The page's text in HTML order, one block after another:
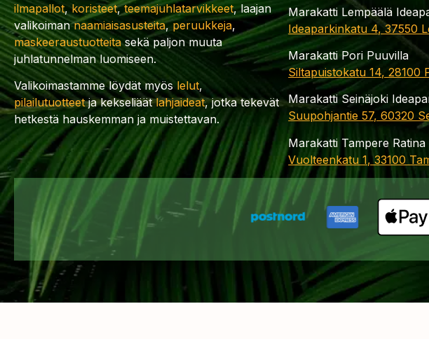
ilmapallot,koristeet,teemajuhlatarvikkeet, laajan
valikoimannaamiaisasusteita,peruukkeja,
maskeeraustuotteitasekä paljon muuta
juhlatunnelman luomiseen.
Valikoimastamme löydät myöslelut,
pilailutuotteetja kekseliäätlahjaideat, jotka tekevät
hetkestä hauskemman ja muistettavan.
Marakatti Lempäälä
Ideaparkinkatu 4, 37550
Marakatti Pori Puuvilla
Siltapuistokatu 14, 28100
Marakatti Seinäjoki
Suupohjantie 57, 60320
Marakatti Tampere Ratina
Vuolteenkatu 1, 33100